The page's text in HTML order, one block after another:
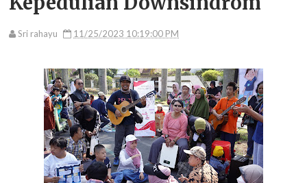
Sri rahayu 11/25/2023 10:19:00 PM